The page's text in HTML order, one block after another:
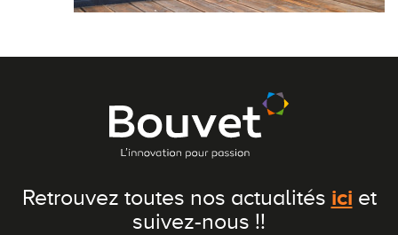
Retrouvez toutes nos actualités ici et
suivez-nous !!